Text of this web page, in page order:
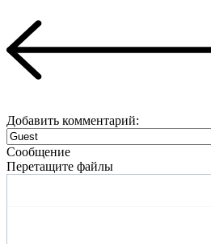
Добавить комментарий:
Сообщение
Перетащите файлы